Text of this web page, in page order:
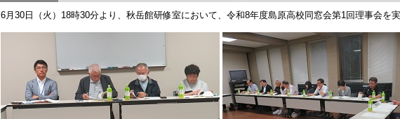
6月30日（火）18時30分より、秋岳館研修室において、令和8年度島原高校同窓会第1回理事会を実